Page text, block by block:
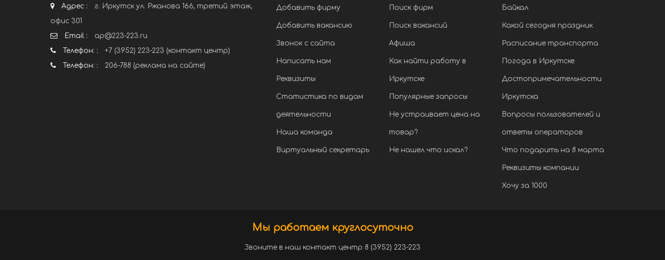
Адрес :
г. Иркутск ул. Ржанова 166, третий этаж,
офис 301
Email :
ap@223-223.ru
Телефон: :
+7 (3952) 223-223 (контакт центр)
Телефон: :
206-788 (реклама на сайте)
Добавить фирму
Добавить вакансию
Звонок с сайта
Написать нам
Реквизиты
Статистика по видам
деятельности
Наша команда
Виртуальный секретарь
Поиск фирм
Поиск вакансий
Афиша
Как найти работу в
Иркутске
Популярные запросы
Не устраивает цена на
товар?
Не нашел что искал?
Байкал
Какой сегодня праздник
Расписание транспорта
Погода в Иркутске
Достопримечательности
Иркутска
Вопросы пользователей и
ответы операторов
Что подарить на 8 марта
Реквизиты компании
Хочу за 1000
Мы работаем круглосуточно
Звоните в наш контакт центр 8 (3952) 223-223